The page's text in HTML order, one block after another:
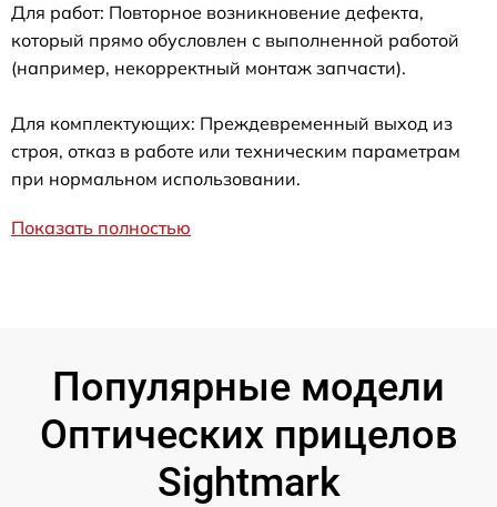
Для работ: Повторное возникновение дефекта,
который прямо обусловлен с выполненной работой
(например, некорректный монтаж запчасти).
Для комплектующих: Преждевременный выход из
строя, отказ в работе или техническим параметрам
при нормальном использовании.
Показать полностью
Популярные модели
Оптических прицелов
Sightmark